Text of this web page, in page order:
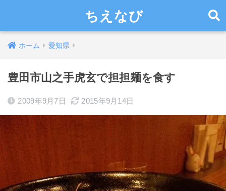
ちえなび
ホーム 愛知県
豊田市山之手虎玄で担担麺を食す
2009年9月7日 2015年9月14日